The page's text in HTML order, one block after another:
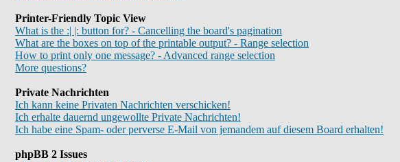
Printer-Friendly Topic View
What is the :| |: button for? - Cancelling the board's pagination
What are the boxes on top of the printable output? - Range selection
How to print only one message? - Advanced range selection
More questions?
Private Nachrichten
Ich kann keine Privaten Nachrichten verschicken!
Ich erhalte dauernd ungewollte Private Nachrichten!
Ich habe eine Spam- oder perverse E-Mail von jemandem auf diesem Board erhalten!
phpBB 2 Issues